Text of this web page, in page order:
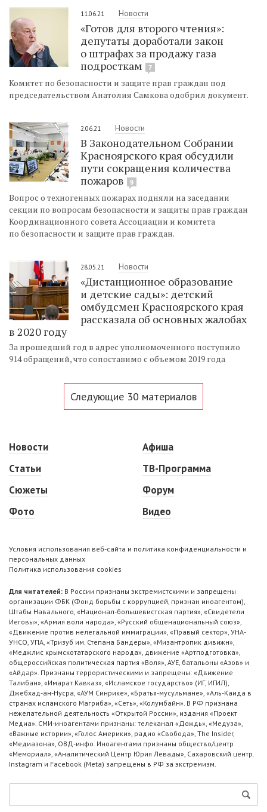
11.06.21 Новости
«Готов для второго чтения»:
депутаты доработали закон
о штрафах за продажу газа
подросткам
7
Комитет по безопасности и защите прав граждан под
председательством Анатолия Самкова одобрил документ.
2.06.21 Новости
В Законодательном Собрании
Красноярского края обсудили
пути сокращения количества
пожаров
9
Вопрос о техногенных пожарах подняли на заседании
секции по вопросам безопасности и защиты прав граждан
Координационного совета Ассоциации и комитета
по безопасности и защите прав граждан.
28.05.21 Новости
«Дистанционное образование
и детские сады»: детский
омбудсмен Красноярского края
рассказала об основных жалобах
в 2020 году
За прошедший год в адрес уполномоченного поступило
914 обращений, что сопоставимо с объемом 2019 года
Следующие 30 материалов
Новости
Статьи
Сюжеты
Фото
Афиша
ТВ-Программа
Форум
Видео
Условия использования веб-сайта и политика конфиденциальности и
персональных данных
Политика использования cookies
Для читателей: В России признаны экстремистскими и запрещены
организации ФБК (Фонд борьбы с коррупцией, признан иноагентом),
Штабы Навального, «Национал-большевистская партия», «Свидетели
Иеговы», «Армия воли народа», «Русский общенациональный союз»,
«Движение против нелегальной иммиграции», «Правый сектор», УНА-
УНСО, УПА, «Тризуб им. Степана Бандеры», «Мизантропик дивижн»,
«Меджлис крымскотатарского народа», движение «Артподготовка»,
общероссийская политическая партия «Воля», АУЕ, батальоны «Азов» и
«Айдар». Признаны террористическими и запрещены: «Движение
Талибан», «Имарат Кавказ», «Исламское государство» (ИГ, ИГИЛ),
Джебхад-ан-Нусра, «АУМ Синрике», «Братья-мусульмане», «Аль-Каида в
странах исламского Магриба», «Сеть», «Колумбайн». В РФ признана
нежелательной деятельность «Открытой России», издания «Проект
Медиа». СМИ-иноагентами признаны: телеканал «Дождь», «Медуза»,
«Важные истории», «Голос Америки», радио «Свобода», The Insider,
«Медиазона», ОВД-инфо. Иноагентами признаны общество/центр
«Мемориал», «Аналитический Центр Юрия Левады», Сахаровский центр.
Instagram и Facebook (Metа) запрещены в РФ за экстремизм.